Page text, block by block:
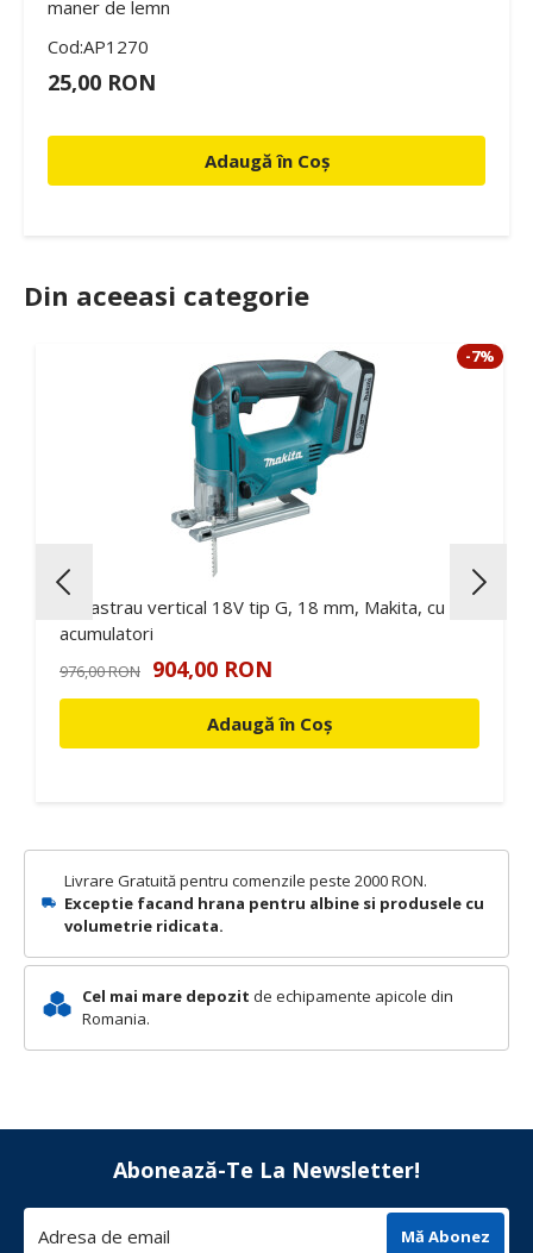
Livrare Gratuită pentru comenzile peste 2000 RON.
Exceptie facand hrana pentru albine si produsele cu
volumetrie ridicata.
Cel mai mare depozit de echipamente apicole din
Romania.
maner de lemn
Cod:AP1270
25,00 RON
Adaugă în Coș
Din aceeasi categorie
-7%
Fierastrau vertical 18V tip G, 18 mm, Makita, cu
acumulatori
976,00 RON 904,00 RON
Adaugă în Coș
Abonează-Te La Newsletter!
Mă Abonez